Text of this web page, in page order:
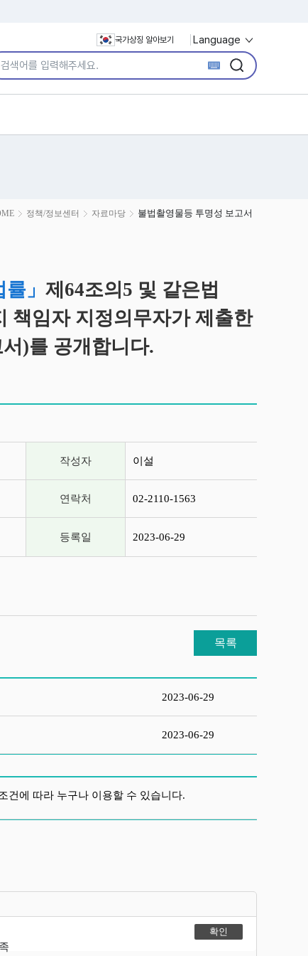
국가상징 알아보기 Language
검색어 입력
검색
검색
정책/정보센터 자료마당 불법촬영물등 투명성 보고서
」 제64조의5 및 같은법
책임자 지정의무자가 제출한
)를 공개합니다.
작성자 이설
연락처 02-2110-1563
등록일 2023-06-29
목록
2023-06-29
2023-06-29
건에 따라 누구나 이용할 수 있습니다.